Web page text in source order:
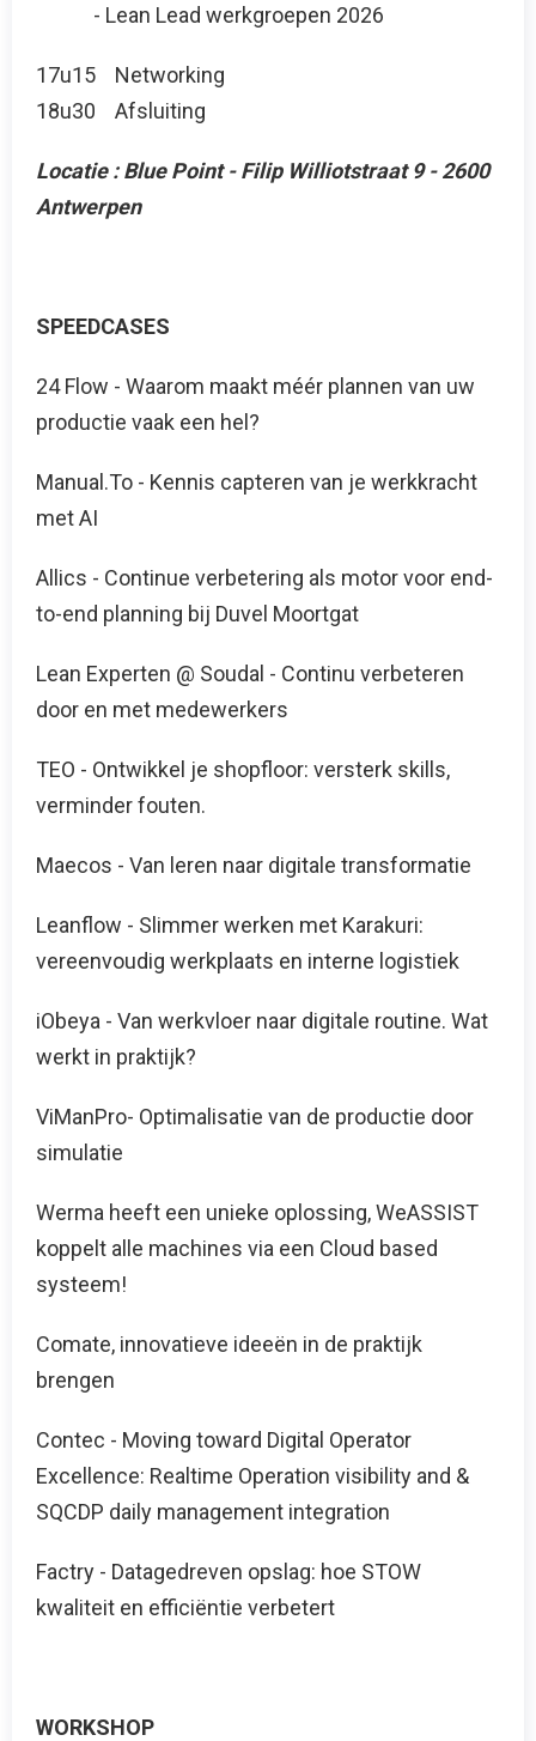
- Lean Lead werkgroepen 2026
17u15 Networking
18u30 Afsluiting
Locatie : Blue Point - Filip Williotstraat 9 - 2600
Antwerpen
SPEEDCASES
24 Flow - Waarom maakt méér plannen van uw
productie vaak een hel?
Manual.To - Kennis capteren van je werkkracht
met AI
Allics - Continue verbetering als motor voor end-
to-end planning bij Duvel Moortgat
Lean Experten @ Soudal - Continu verbeteren
door en met medewerkers
TEO - Ontwikkel je shopfloor: versterk skills,
verminder fouten.
Maecos - Van leren naar digitale transformatie
Leanflow - Slimmer werken met Karakuri:
vereenvoudig werkplaats en interne logistiek
iObeya - Van werkvloer naar digitale routine. Wat
werkt in praktijk?
ViManPro- Optimalisatie van de productie door
simulatie
Werma heeft een unieke oplossing, WeASSIST
koppelt alle machines via een Cloud based
systeem!
Comate, innovatieve ideeën in de praktijk
brengen
Contec - Moving toward Digital Operator
Excellence: Realtime Operation visibility and &
SQCDP daily management integration
Factry - Datagedreven opslag: hoe STOW
kwaliteit en efficiëntie verbetert
WORKSHOP